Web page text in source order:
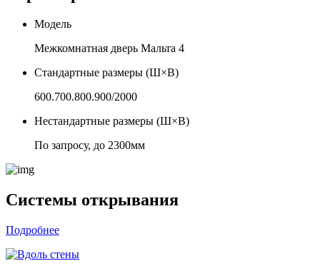
Модель
Межкомнатная дверь Мальта 4
Стандартные размеры (Ш×В)
600.700.800.900/2000
Нестандартные размеры (Ш×В)
По запросу, до 2300мм
Системы открывания
Подробнее